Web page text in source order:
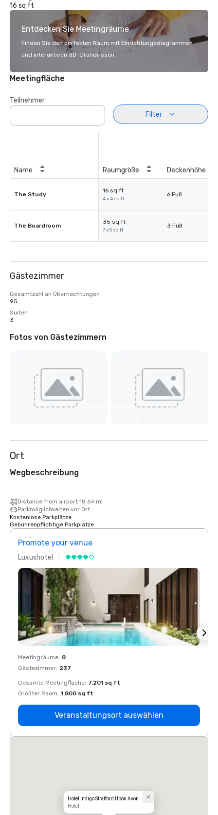
16 sq ft
Entdecken Sie Meetingräume
Finden Sie den perfekten Raum mit Einrichtungsdiagrammen
und interaktiven 3D-Grundrissen.
Meetingfläche
Teilnehmer
Filter
Name Raumgröße Deckenhöhe
The Study
16 sq ft
4 x 4 sq ft
6 Fuß
The Boardroom
35 sq ft
7 x 5 sq ft
3 Fuß
Gästezimmer
Gesamtzahl an Übernachtungen
95
Suiten
3
Fotos von Gästezimmern
Ort
Wegbeschreibung
Distance from airport 18.64 mi
Parkmöglichkeiten vor Ort
Kostenlose Parkplätze
Gebührenpflichtige Parkplätze
Promote your venue
Luxushotel
Meetingräume: 8
Gästezimmer: 237
Gesamte Meetingfläche: 7.201 sq ft
Größter Raum: 1.800 sq ft
Veranstaltungsort auswählen
Hotel Indigo Stratford Upon Avon
Hotel